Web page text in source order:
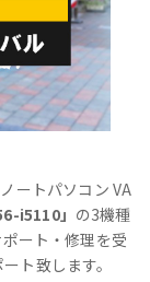
ートパソコン VA
i5110」 の3機種
ート・修理を受
ト致します。